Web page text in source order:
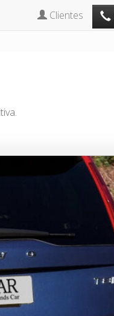
Clientes